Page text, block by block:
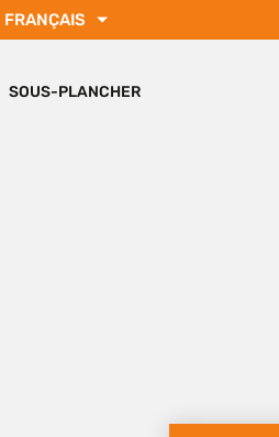
FRANÇAIS
ENGLISH
SOUS-PLANCHER